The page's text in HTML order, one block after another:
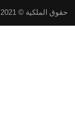
حقوق الملكية © 2021الهيئة القومية للانفاق